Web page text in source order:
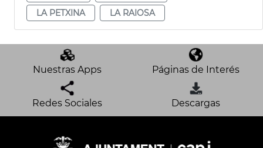
LA PETXINA
LA RAIOSA
Nuestras Apps Páginas de Interés
Redes Sociales Descargas